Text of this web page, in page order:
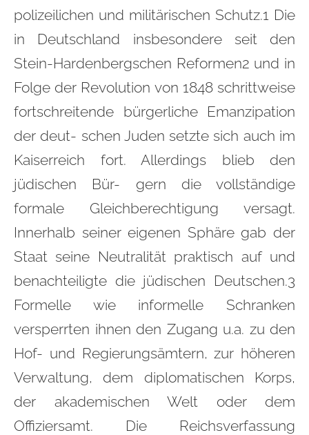
polizeilichen und militärischen Schutz.1 Die
in Deutschland insbesondere seit den
Stein-Hardenbergschen Reformen2 und in
Folge der Revolution von 1848 schrittweise
fortschreitende bürgerliche Emanzipation
der deut- schen Juden setzte sich auch im
Kaiserreich fort. Allerdings blieb den
jüdischen Bür- gern die vollständige
formale Gleichberechtigung versagt.
Innerhalb seiner eigenen Sphäre gab der
Staat seine Neutralität praktisch auf und
benachteiligte die jüdischen Deutschen.3
Formelle wie informelle Schranken
versperrten ihnen den Zugang u.a. zu den
Hof- und Regierungsämtern, zur höheren
Verwaltung, dem diplomatischen Korps,
der akademischen Welt oder dem
Offiziersamt. Die Reichsverfassung